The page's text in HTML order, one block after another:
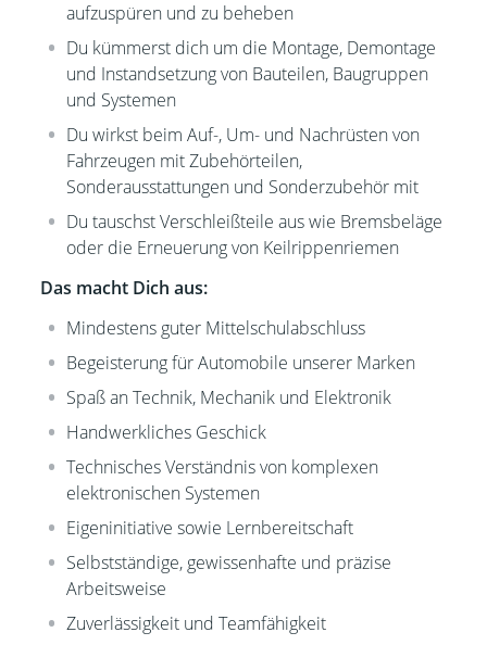
aufzuspüren und zu beheben
Du kümmerst dich um die Montage, Demontage
und Instandsetzung von Bauteilen, Baugruppen
und Systemen
Du wirkst beim Auf-, Um- und Nachrüsten von
Fahrzeugen mit Zubehörteilen,
Sonderausstattungen und Sonderzubehör mit
Du tauschst Verschleißteile aus wie Bremsbeläge
oder die Erneuerung von Keilrippenriemen
Das macht Dich aus:
Mindestens guter Mittelschulabschluss
Begeisterung für Automobile unserer Marken
Spaß an Technik, Mechanik und Elektronik
Handwerkliches Geschick
Technisches Verständnis von komplexen
elektronischen Systemen
Eigeninitiative sowie Lernbereitschaft
Selbstständige, gewissenhafte und präzise
Arbeitsweise
Zuverlässigkeit und Teamfähigkeit